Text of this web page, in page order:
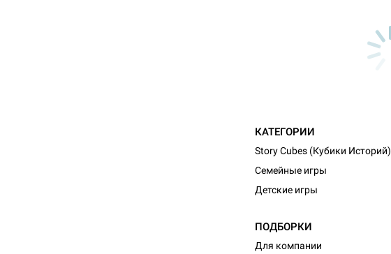
КАТЕГОРИИ
Story Cubes (Кубики Историй)
Семейные игры
Детские игры
ПОДБОРКИ
Для компании
Настольная игра Hobby World Монстры